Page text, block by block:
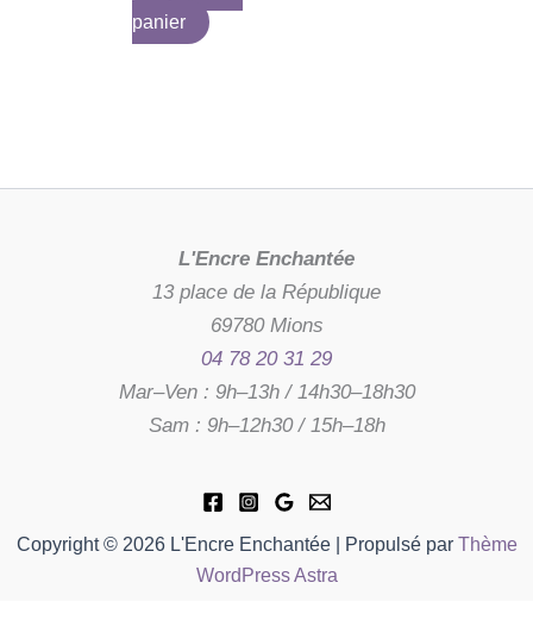
panier
L'Encre Enchantée
13 place de la République
69780 Mions
04 78 20 31 29
Mar–Ven : 9h–13h / 14h30–18h30
Sam : 9h–12h30 / 15h–18h
Copyright © 2026 L'Encre Enchantée | Propulsé par Thème
WordPress Astra